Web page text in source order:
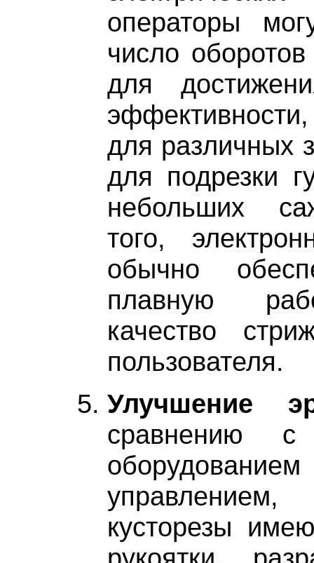
операторы
число
для
для различных
для подрезки
небольших
того,
обычно
плавную
качество
пользователя.
Улучшение
сравнению с
управлением,
кусторезы